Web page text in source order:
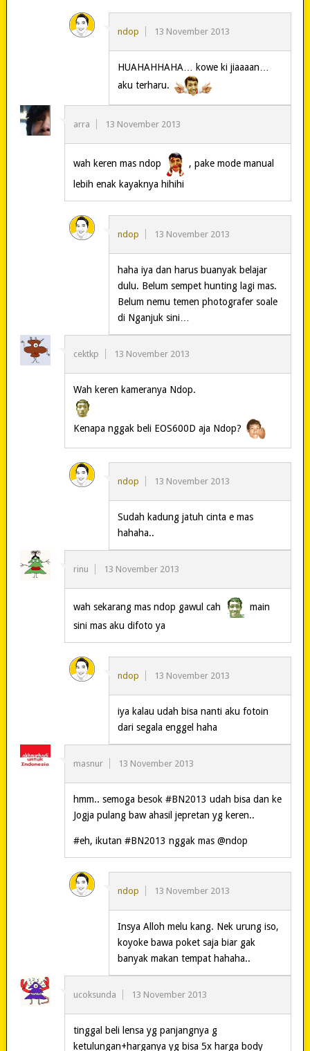
ndop 13 November 2013
HUAHAHHAHA… kowe ki jiaaaan…
aku terharu.
arra 13 November 2013
wah keren mas ndop
, pake mode manual
lebih enak kayaknya hihihi
ndop 13 November 2013
haha iya dan harus buanyak belajar
dulu. Belum sempet hunting lagi mas.
Belum nemu temen photografer soale
di Nganjuk sini…
cektkp 13 November 2013
Wah keren kameranya Ndop.
Kenapa nggak beli EOS600D aja Ndop?
ndop 13 November 2013
Sudah kadung jatuh cinta e mas
hahaha..
rinu 13 November 2013
wah sekarang mas ndop gawul cah
main
sini mas aku difoto ya
ndop 13 November 2013
iya kalau udah bisa nanti aku fotoin
dari segala enggel haha
masnur 13 November 2013
hmm.. semoga besok #BN2013 udah bisa dan ke
Jogja pulang baw ahasil jepretan yg keren..
#eh, ikutan #BN2013 nggak mas @ndop
ndop 13 November 2013
Insya Alloh melu kang. Nek urung iso,
koyoke bawa poket saja biar gak
banyak makan tempat hahaha..
ucoksunda 13 November 2013
tinggal beli lensa yg panjangnya g
ketulungan+harganya yg bisa 5x harga body